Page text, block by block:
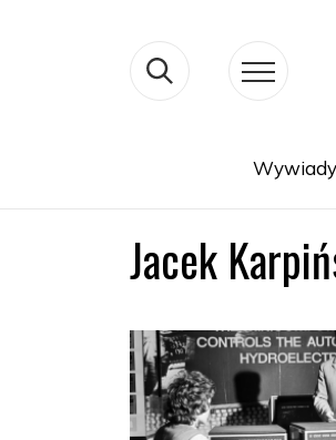
Wywiady
Jacek